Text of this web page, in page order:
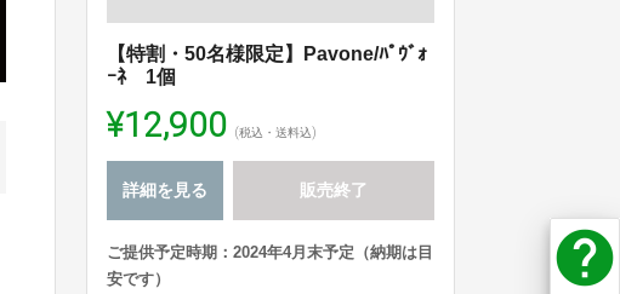
【特割・50名様限定】Pavone/ﾊﾟｳﾞｫ
ｰﾈ 1個
¥12,900 (税込・送料込)
詳細を見る 販売終了
ご提供予定時期：2024年4月末予定（納期は目
安です）
help